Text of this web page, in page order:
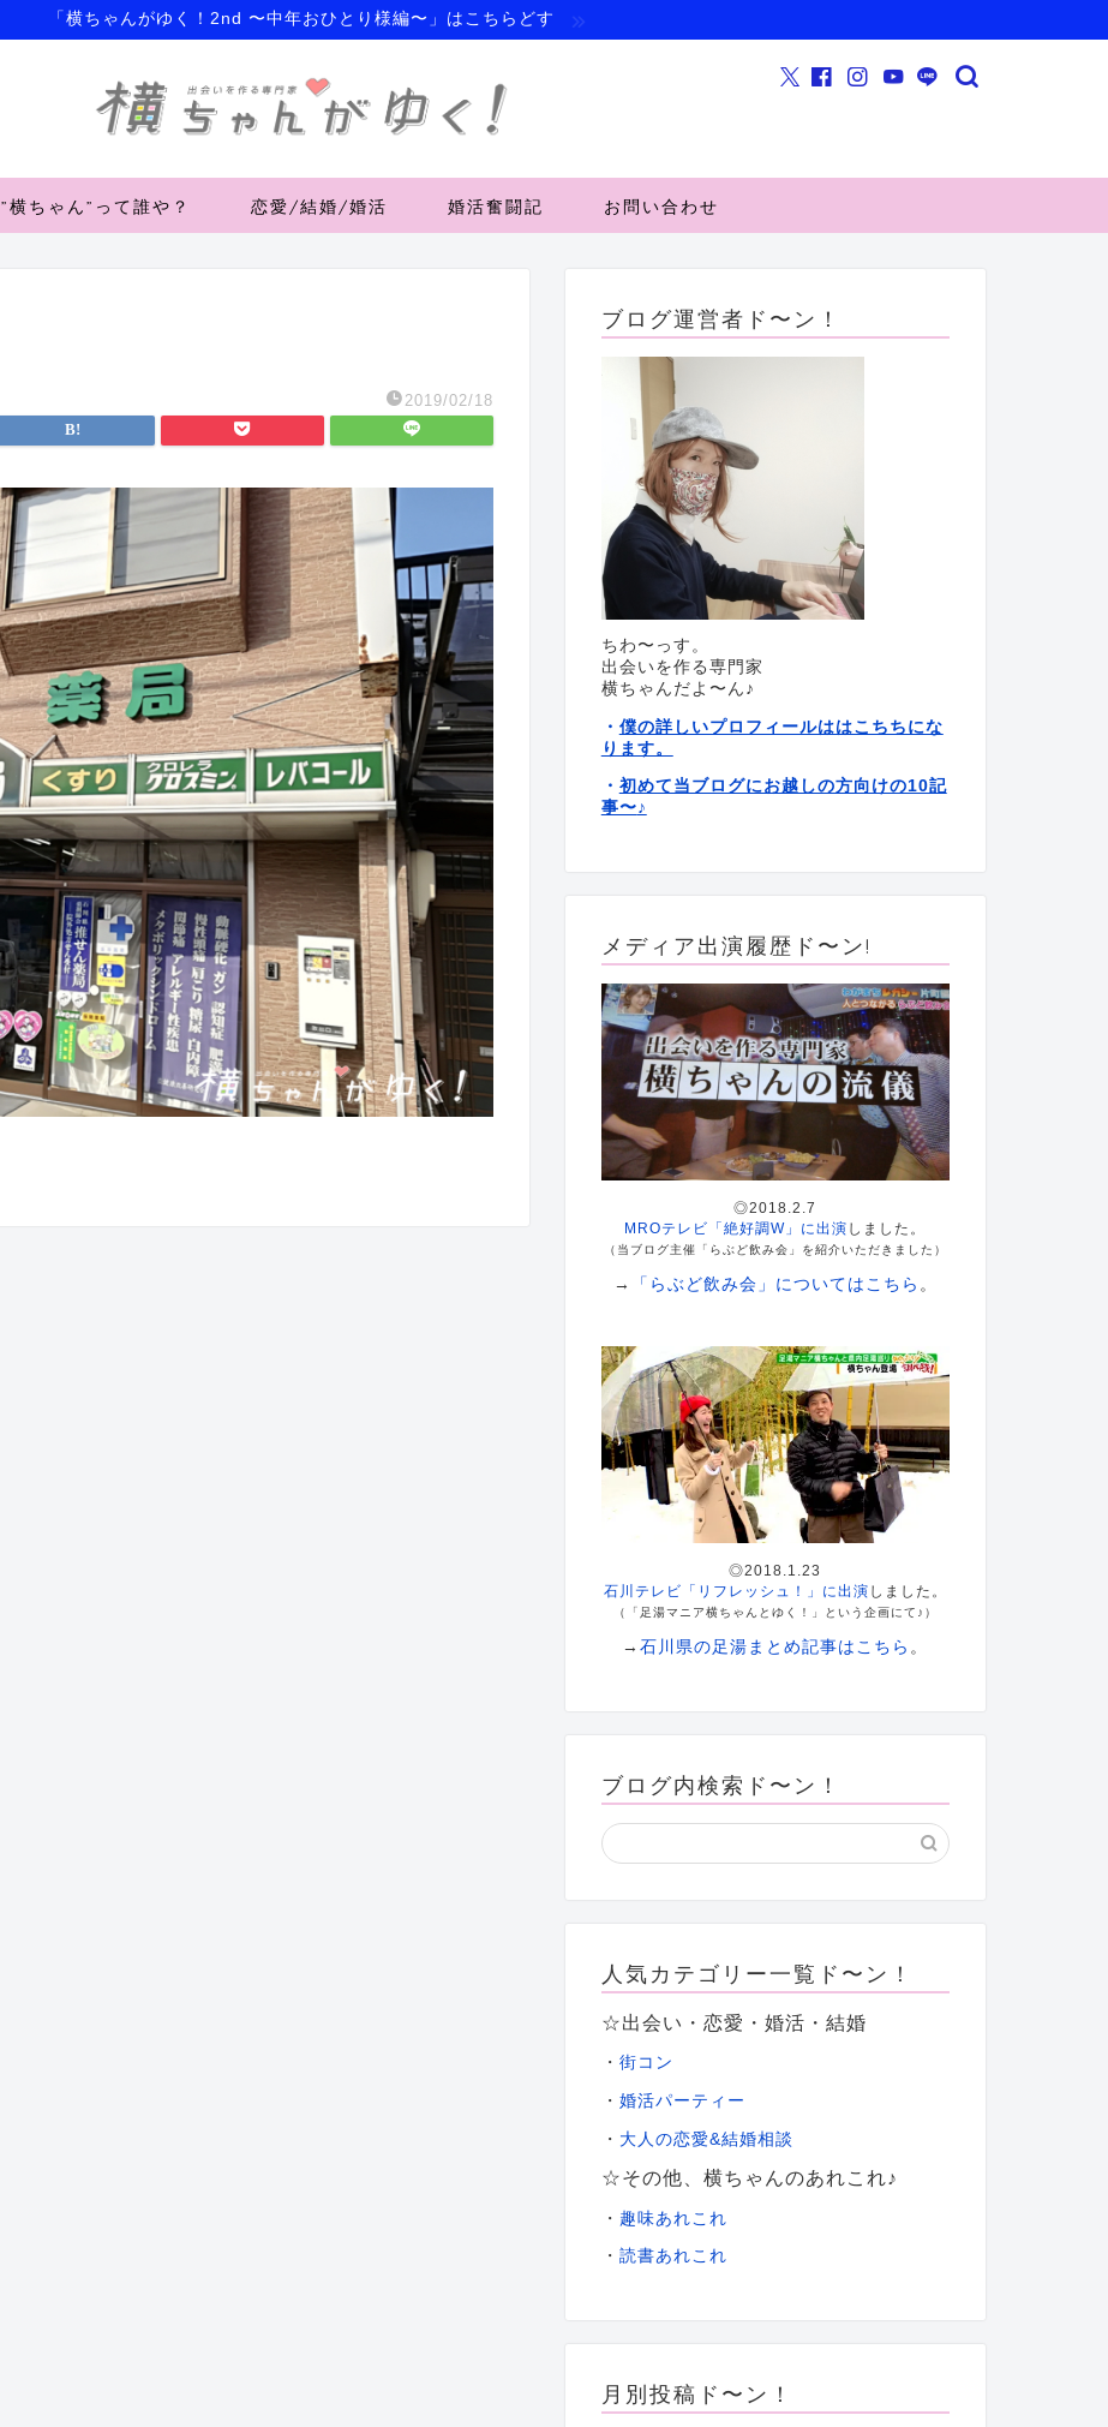
「横ちゃんがゆく！2nd 〜中年おひとり様編〜」はこちらどす
”横ちゃん”って誰や？ 恋愛/結婚/婚活 婚活奮闘記 お問い合わせ
2019/02/18
ブログ運営者ド〜ン！
ちわ〜っす。
出会いを作る専門家
横ちゃんだよ〜ん♪
・ 僕の詳しいプロフィールははこちちにな
ります。
・ 初めて当ブログにお越しの方向けの10記
事〜♪
メディア出演履歴ド〜ン!
◎2018.2.7
MROテレビ「絶好調W」に出演 しました。
（当ブログ主催「らぶど飲み会」を紹介いただきました）
→ 「らぶど飲み会」についてはこちら 。
◎2018.1.23
石川テレビ「リフレッシュ！」に出演 しました。
（「足湯マニア横ちゃんとゆく！」という企画にて♪）
→石川県の足湯まとめ記事はこちら 。
ブログ内検索ド〜ン！
人気カテゴリー一覧ド〜ン！
☆出会い・恋愛・婚活・結婚
・ 街コン
・ 婚活パーティー
・ 大人の恋愛&結婚相談
☆その他、横ちゃんのあれこれ♪
・ 趣味あれこれ
・ 読書あれこれ
月別投稿ド〜ン！